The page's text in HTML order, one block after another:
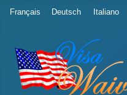
Escolha o seu idioma
Français Deutsch Italiano